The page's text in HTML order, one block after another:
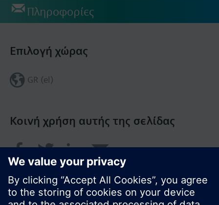
Πληροφορίες
Κοινή χρήση αυτής της σελίδας
Επιλογή χώρας
GR (el)